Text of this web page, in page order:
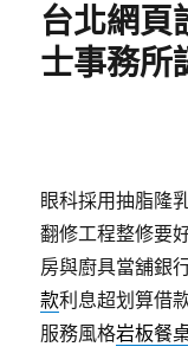
台北網頁
士事務所
眼科採用抽脂隆
翻修工程整修要
房與廚具當舖銀
款利息超划算借
服務風格岩板餐